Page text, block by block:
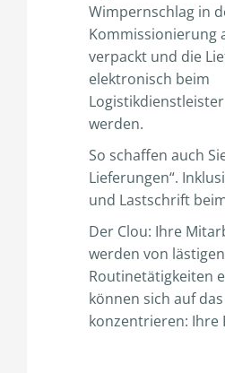
Wimpernschlag in
Kommissionierung
verpackt und die
elektronisch beim
werden.
So schaffen auch
Lieferungen“.
und Lastschrift
Der Clou: Ihre
werden von lästigen
Routinetätigkeiten
können sich auf
konzentrieren: Ihre